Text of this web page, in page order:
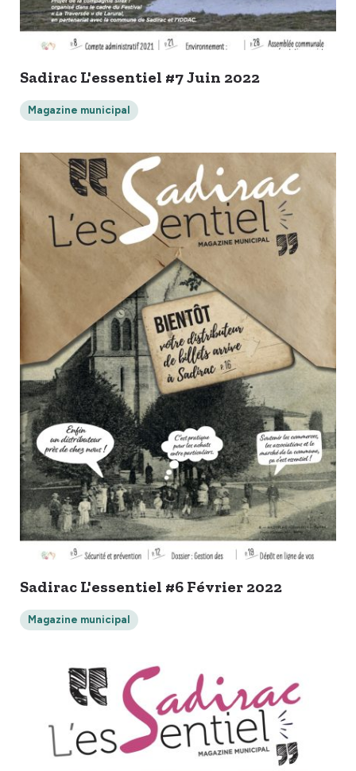
Sadirac L'essentiel #7 Juin 2022
Magazine municipal
Sadirac L'essentiel #6 Février 2022
Magazine municipal